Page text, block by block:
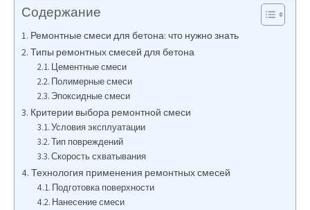
Содержание
Ремонтные смеси для бетона: что нужно знать
Типы ремонтных смесей для бетона
Цементные смеси
Полимерные смеси
Эпоксидные смеси
Критерии выбора ремонтной смеси
Условия эксплуатации
Тип повреждений
Скорость схватывания
Технология применения ремонтных смесей
Подготовка поверхности
Нанесение смеси